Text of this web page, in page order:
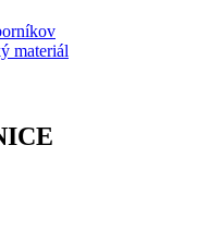
materiál